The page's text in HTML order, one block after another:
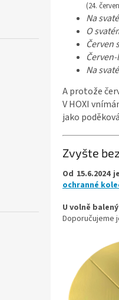
(24.
Na
O
Červen
Na
A protože
V HOXI
jako
Zvyšte
Od 15.6.2024
ochranné
U volně
Doporučujeme